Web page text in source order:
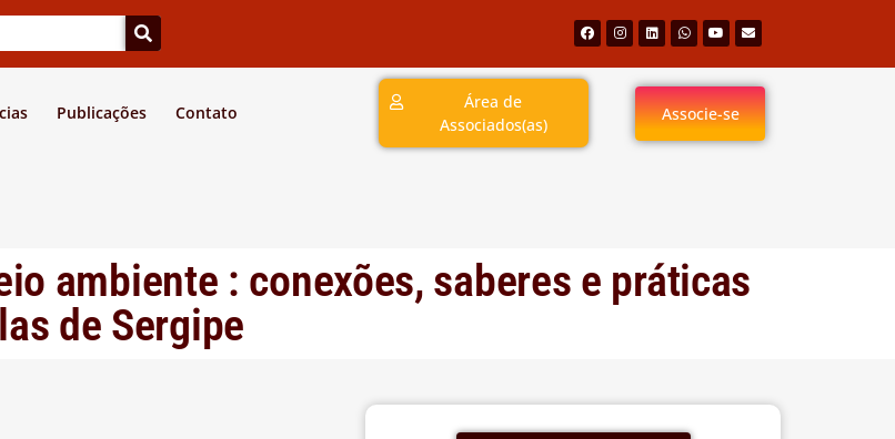
Publicações Contato
Área de
Associados(as)
Associe-se
ambiente : conexões, saberes e práticas
de Sergipe